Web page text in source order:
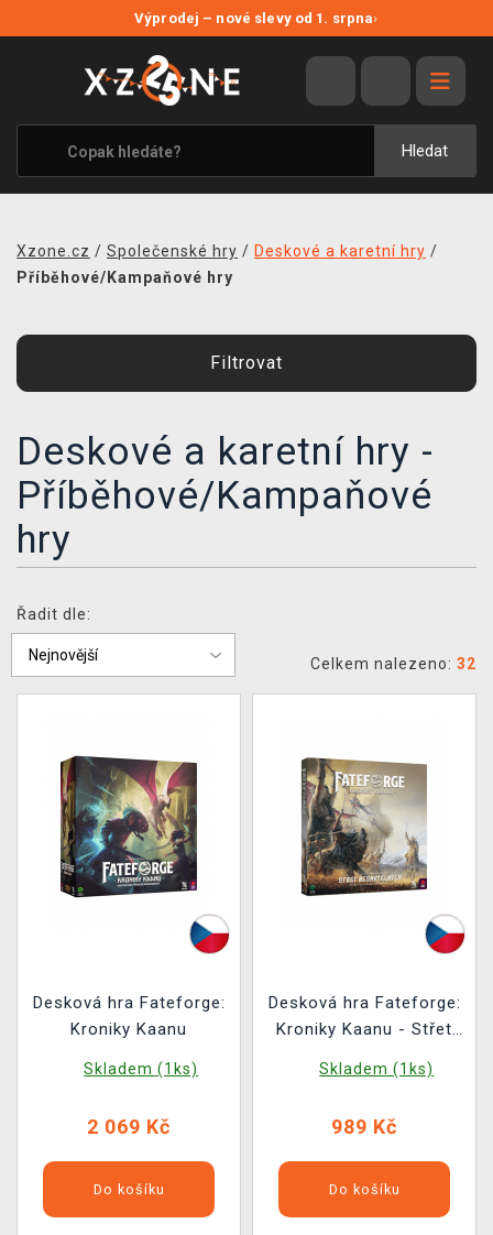
Výprodej – nové slevy od 1. srpna›
Hledat
VÝPRODEJ
VIDEOHRY
XZONE ORIGINALS
TÉMATIKY
MERCHANDISE
PRODEJNY
XZONE KLUB
TCG & BOARDGAME HUB
VÝKUP HER (BAZAR)
Xzone.cz / Společenské hry / Deskové a karetní hry /
Příběhové/Kampaňové hry
Filtrovat
Deskové a karetní hry -
Příběhové/Kampaňové
hry
Řadit dle:
Celkem nalezeno: 32
Desková hra Fateforge:
Kroniky Kaanu
Skladem (1ks)
2 069 Kč
Do košíku
Desková hra Fateforge:
Kroniky Kaanu - Střet
(rozšíření)
Skladem (1ks)
989 Kč
Do košíku